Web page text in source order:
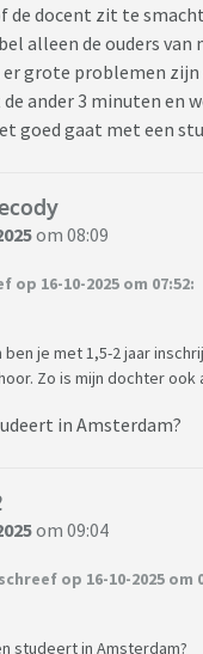
de docent zit te
alleen de ouders van
grote problemen
ander 3 minuten en
goed gaat met een
om 08:09
op 16-10-2025 om 07:52:
ben je met 1,5-2 jaar
Zo is mijn dochter
in Amsterdam?
om 09:04
op 16-10-2025 om
studeert in Amsterdam?